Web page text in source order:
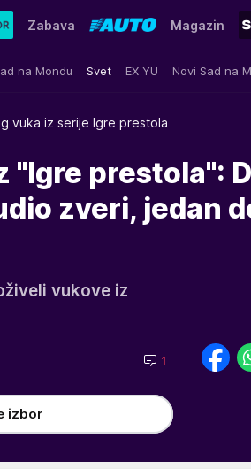
na Mondu Svet EX YU Novi Sad na
Zabava Magazin
vuka iz serije Igre prestola
"Igre prestola":
zveri, jedan
vukove iz
1
izbor